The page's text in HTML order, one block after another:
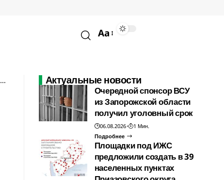
Aa
Актуальные новости
Очередной спонсор ВСУ
из Запорожской области
получил уголовный срок
06.08.2026
1 Мин.
Подробнее
Площадки под ИЖС
предложили создать в 39
населенных пунктах